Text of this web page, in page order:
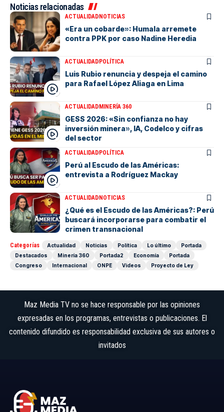
Noticias relacionadas
ACTUALIDADNOTICIAS
«Era un cobarde»: Humala arremete
contra PPK por caso Nadine Heredia
ACTUALIDADPOLÍTICA
Luis Rubio renuncia y despeja el camino
para Rafael López Aliaga en Lima
ACTUALIDADMINERÍA 360
GESS 2026: «Sin confianza no hay
inversión minera», IA, Codelco y cifras
del sector
ACTUALIDADPOLÍTICA
Perú al Escudo de las Américas:
entrevista a Rodríguez Mackay
ACTUALIDADNOTICIAS
¿Qué es el Escudo de las Américas?: Perú
buscará incorporarse para combatir el
crimen transnacional
Categorías Actualidad Noticias Política Lo último
Portada
Destacados
Minería 360 Portada2 Economía
Portada
Congreso
Internacional ONPE Videos Proyecto de Ley
Maz Media TV no se hace responsable por las opiniones
expresadas en los programas, entrevistas o publicaciones. El
contenido difundido es responsabilidad exclusiva de sus autores o
invitados